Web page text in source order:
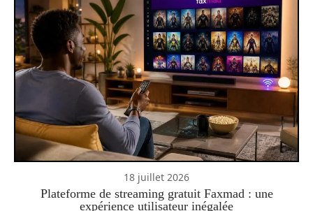
18 juillet 2026
Plateforme de streaming gratuit Faxmad : une
expérience utilisateur inégalée